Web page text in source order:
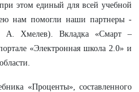
этом единый для всей учебной
нам помогли наши партнеры -
А. Хмелев). Вкладка «Смарт –
«Электронная школа 2.0» и
«Проценты», составленного